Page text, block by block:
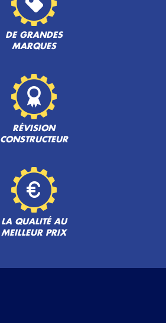
DE GRANDES
MARQUES
RÉVISION
CONSTRUCTEUR
LA QUALITÉ AU
MEILLEUR PRIX